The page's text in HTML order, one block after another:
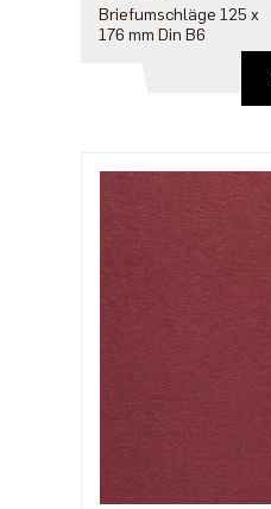
Briefumschläge 125 x
176 mm Din B6